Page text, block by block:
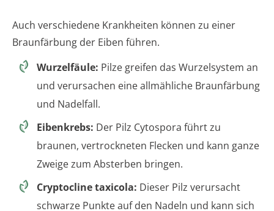
Auch verschiedene Krankheiten können zu einer
Braunfärbung der Eiben führen.
Wurzelfäule: Pilze greifen das Wurzelsystem an
und verursachen eine allmähliche Braunfärbung
und Nadelfall.
Eibenkrebs: Der Pilz Cytospora führt zu
braunen, vertrockneten Flecken und kann ganze
Zweige zum Absterben bringen.
Cryptocline taxicola: Dieser Pilz verursacht
schwarze Punkte auf den Nadeln und kann sich